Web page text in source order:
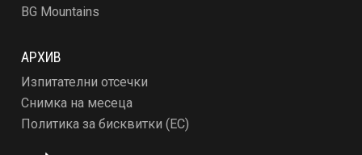
BG Mountains
АРХИВ
Изпитателни отсечки
Снимка на месеца
Политика за бисквитки (ЕС)